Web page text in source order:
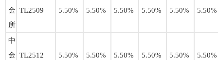
金
所
TL2509 5.50% 5.50% 5.50% 5.50% 5.50% 5.50%
中
金 TL2512 5.50% 5.50% 5.50% 5.50% 5.50% 5.50%